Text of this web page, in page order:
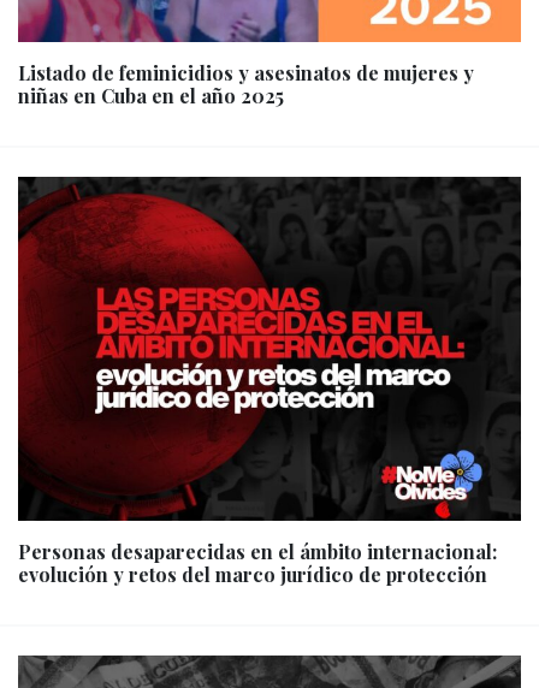
Listado de feminicidios y asesinatos de mujeres y
niñas en Cuba en el año 2025
Personas desaparecidas en el ámbito internacional:
evolución y retos del marco jurídico de protección